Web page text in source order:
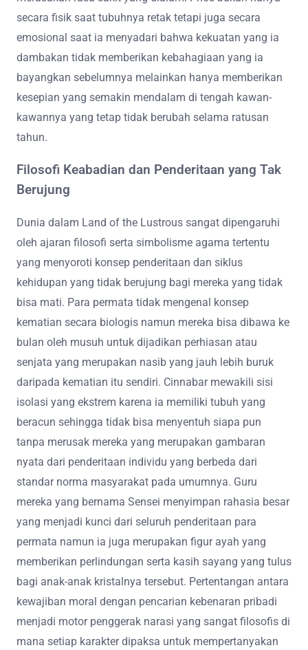
secara fisik saat tubuhnya retak tetapi juga secara
emosional saat ia menyadari bahwa kekuatan yang ia
dambakan tidak memberikan kebahagiaan yang ia
bayangkan sebelumnya melainkan hanya memberikan
kesepian yang semakin mendalam di tengah kawan-
kawannya yang tetap tidak berubah selama ratusan
tahun.
Filosofi Keabadian dan Penderitaan yang Tak
Berujung
Dunia dalam Land of the Lustrous sangat dipengaruhi
oleh ajaran filosofi serta simbolisme agama tertentu
yang menyoroti konsep penderitaan dan siklus
kehidupan yang tidak berujung bagi mereka yang tidak
bisa mati. Para permata tidak mengenal konsep
kematian secara biologis namun mereka bisa dibawa ke
bulan oleh musuh untuk dijadikan perhiasan atau
senjata yang merupakan nasib yang jauh lebih buruk
daripada kematian itu sendiri. Cinnabar mewakili sisi
isolasi yang ekstrem karena ia memiliki tubuh yang
beracun sehingga tidak bisa menyentuh siapa pun
tanpa merusak mereka yang merupakan gambaran
nyata dari penderitaan individu yang berbeda dari
standar norma masyarakat pada umumnya. Guru
mereka yang bernama Sensei menyimpan rahasia besar
yang menjadi kunci dari seluruh penderitaan para
permata namun ia juga merupakan figur ayah yang
memberikan perlindungan serta kasih sayang yang tulus
bagi anak-anak kristalnya tersebut. Pertentangan antara
kewajiban moral dengan pencarian kebenaran pribadi
menjadi motor penggerak narasi yang sangat filosofis di
mana setiap karakter dipaksa untuk mempertanyakan